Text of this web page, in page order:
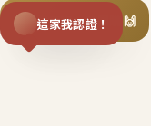
揪同事一起團購 🙌
這家我認證！